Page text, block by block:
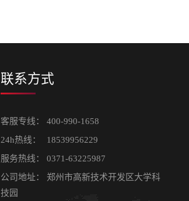
联系方式
客服专线：
400-990-1658
24h热线：
18539956229
服务热线：
0371-63225987
公司地址：
郑州市高新技术开发区大学科
技园